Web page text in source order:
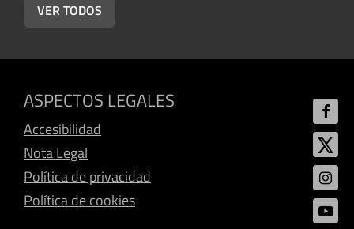
VER TODOS
ASPECTOS LEGALES
Accesibilidad
Nota Legal
Política de privacidad
Política de cookies